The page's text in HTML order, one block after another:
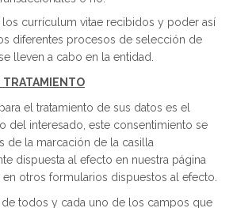
los currículum vitae recibidos y poder así
diferentes procesos de selección de
lleven a cabo en la entidad.
TRATAMIENTO
el tratamiento de sus datos es el
del interesado, este consentimiento se
de la marcación de la casilla
dispuesta al efecto en nuestra página
otros formularios dispuestos al efecto.
todos y cada uno de los campos que